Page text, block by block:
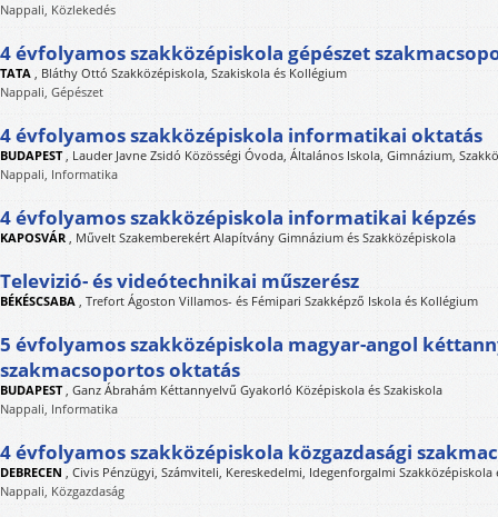
Nappali, Közlekedés
4 évfolyamos szakközépiskola gépészet
TATA , Bláthy Ottó Szakközépiskola, Szakiskola és Kollégium
Nappali, Gépészet
4 évfolyamos szakközépiskola informatikai oktatás
BUDAPEST, Lauder Javne Zsidó Közösségi Óvoda, Általános Iskola, Gimnázium,
Nappali, Informatika
4 évfolyamos szakközépiskola informatikai képzés
KAPOSVÁR , Művelt Szakemberekért Alapítvány Gimnázium és Szakközépiskola
Televizió- és videótechnikai műszerész
BÉKÉSCSABA , Trefort Ágoston Villamos- és Fémipari Szakképző Iskola és Kollégium
5 évfolyamos szakközépiskola magyar-angol
szakmacsoportos oktatás
BUDAPEST, Ganz Ábrahám Kéttannyelvű Gyakorló Középiskola és Szakiskola
Nappali, Informatika
4 évfolyamos szakközépiskola közgazdasági
DEBRECEN , Civis Pénzügyi, Számviteli, Kereskedelmi, Idegenforgalmi Szakközépiskola
Nappali, Közgazdaság